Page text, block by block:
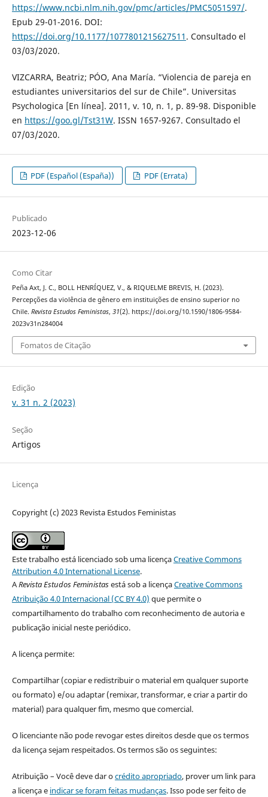
https://www.ncbi.nlm.nih.gov/pmc/articles/PMC5051597/.
Epub 29-01-2016. DOI:
https://doi.org/10.1177/1077801215627511 . Consultado el
03/03/2020.
VIZCARRA, Beatriz; PÓO, Ana María. “Violencia de pareja en
estudiantes universitarios del sur de Chile”. Universitas
Psychologica [En línea]. 2011, v. 10, n. 1, p. 89-98. Disponible
en https://goo.gl/Tst31W. ISSN 1657-9267. Consultado el
07/03/2020.
PDF (Español (España)) PDF (Errata)
Publicado
2023-12-06
Como Citar
Peña Axt, J. C., BOLL HENRÍQUEZ, V., & RIQUELME BREVIS, H. (2023).
Percepções da violência de gênero em instituições de ensino superior no
Chile. Revista Estudos Feministas, 31(2). https://doi.org/10.1590/1806-9584-
2023v31n284004
Fomatos de Citação
Edição
v. 31 n. 2 (2023)
Seção
Artigos
Licença
Copyright (c) 2023 Revista Estudos Feministas
Este trabalho está licenciado sob uma licençaCreative Commons
Attribution 4.0 International License.
ARevista Estudos Feministasestá sob a licençaCreative Commons
Atribuição 4.0 Internacional (CC BY 4.0) que permite o
compartilhamento do trabalho com reconhecimento de autoria e
publicação inicial neste periódico.
A licença permite:
Compartilhar (copiar e redistribuir o material em qualquer suporte
ou formato) e/ou adaptar (remixar, transformar, e criar a partir do
material) para qualquer fim, mesmo que comercial.
O licenciante não pode revogar estes direitos desde que os termos
da licença sejam respeitados. Os termos são os seguintes:
Atribuição – Você deve dar ocrédito apropriado, prover um link para
a licença e indicar se foram feitas mudanças. Isso pode ser feito de